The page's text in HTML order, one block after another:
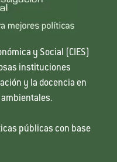
y Social (CIES)
instituciones
y la docencia en
públicas con base